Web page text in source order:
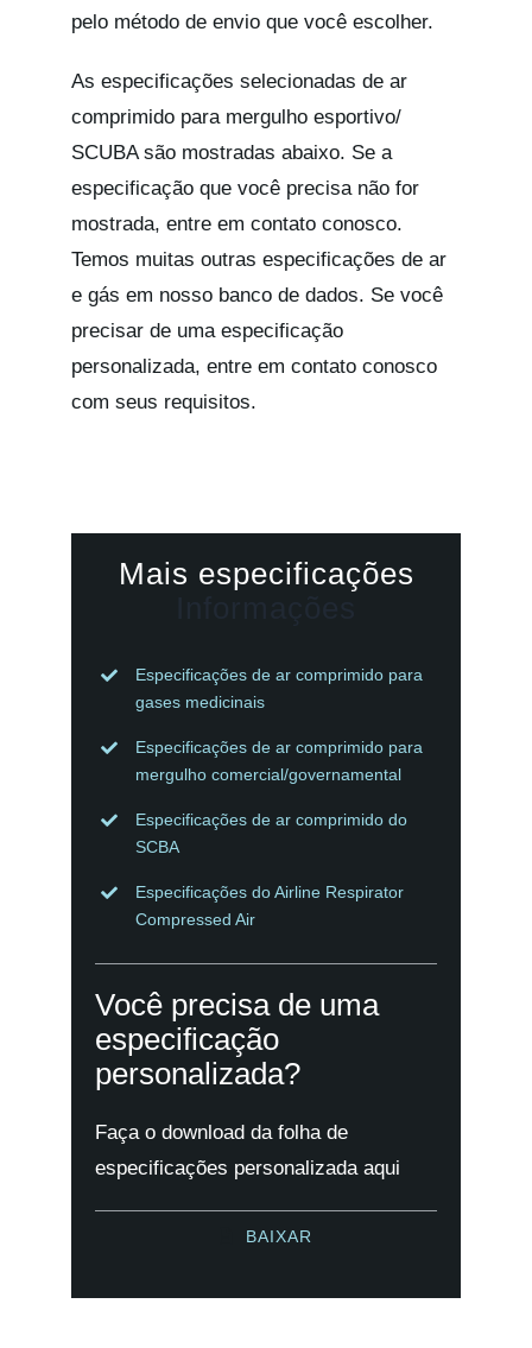
pelo método de envio que você escolher.
As especificações selecionadas de ar
comprimido para mergulho esportivo/
SCUBA são mostradas abaixo. Se a
especificação que você precisa não for
mostrada, entre em contato conosco.
Temos muitas outras especificações de ar
e gás em nosso banco de dados. Se você
precisar de uma especificação
personalizada, entre em contato conosco
com seus requisitos.
Mais especificações
Especificações de ar comprimido para
gases medicinais
Especificações de ar comprimido para
mergulho comercial/governamental
Especificações de ar comprimido do
SCBA
Especificações do Airline Respirator
Compressed Air
Você precisa de uma
especificação
personalizada?
Faça o download da folha de
especificações personalizada aqui
BAIXAR